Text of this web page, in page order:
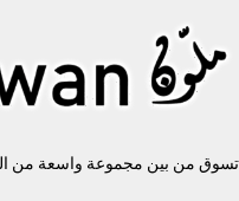
تسوق من بين مجموعة واسعة من